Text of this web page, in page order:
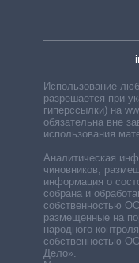
Использование
разрешается при
гиперссылки) на
обязательна вне
использования
Аналитическая
чиновников,
информация о
собрана и
собственностью
размещенные на
народного
собственностью
Дело».